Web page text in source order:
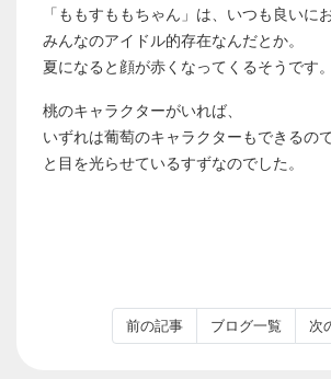
「ももすももちゃん」は、いつも良いに
みんなのアイドル的存在なんだとか。
夏になると顔が赤くなってくるそうです。
桃のキャラクターがいれば、
いずれは葡萄のキャラクターもできるの
と目を光らせているすずなのでした。
前の記事 ブログ一覧 次